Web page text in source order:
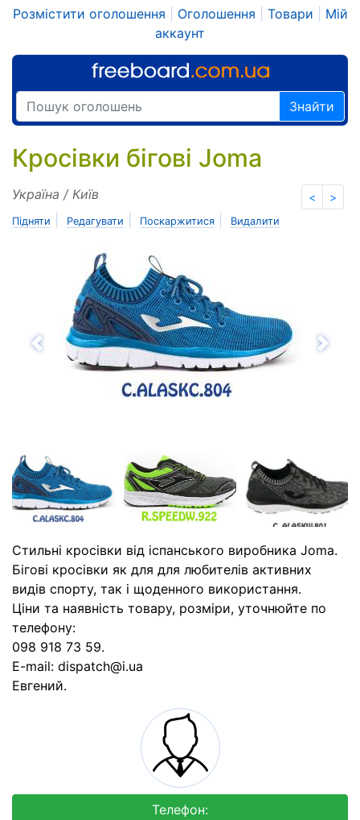
Розмістити оголошення Оголошення Товари
Мій
аккаунт
Знайти
Кросівки бігові Joma
< >
Україна / Київ
Підняти Редагувати Поскаржитися Видалити
Назад
Стильні кросівки від іспанського виробника Joma.
Бігові кросівки як для для любителів активних
видів спорту, так і щоденного використання.
Ціни та наявність товару, розміри, уточнюйте по
телефону:
098 918 73 59.
E-mail: dispatch@i.ua
Евгений.
Телефон: